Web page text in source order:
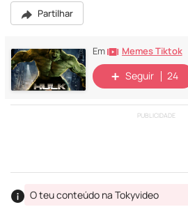
Partilhar
Em Memes Tiktok
Seguir 24
PUBLICIDADE
O teu conteúdo na Tokyvideo